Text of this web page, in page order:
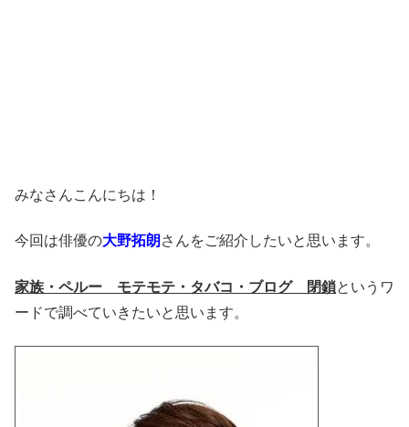
みなさんこんにちは！
今回は俳優の大野拓朗 さんをご紹介したいと思います。
家族・ペルー モテモテ・タバコ・ブログ 閉鎖というワ
ードで調べていきたいと思います。